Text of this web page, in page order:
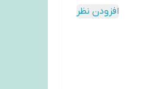
افزودن نظر